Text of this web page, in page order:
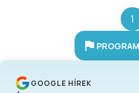
kívűl bevezető-fénysorokat,
siklópálya-jelzőfényt
párás időben hasznos
(flash) is tartalmaz. A
átrepülésekhez
rendelhető, így ezek
végrehajthatóak
1
GOOGLE HÍREK